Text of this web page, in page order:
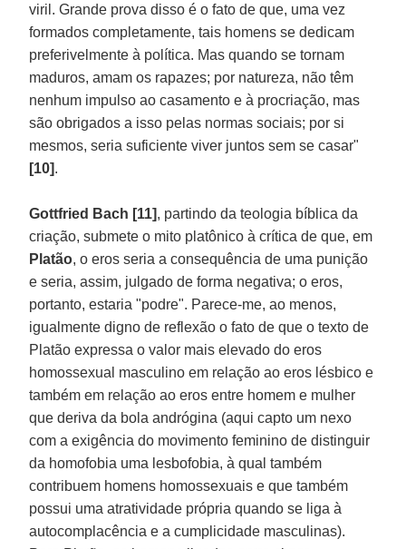
viril. Grande prova disso é o fato de que, uma vez
formados completamente, tais homens se dedicam
preferivelmente à política. Mas quando se tornam
maduros, amam os rapazes; por natureza, não têm
nenhum impulso ao casamento e à procriação, mas
são obrigados a isso pelas normas sociais; por si
mesmos, seria suficiente viver juntos sem se casar"
[10].
Gottfried Bach [11], partindo da teologia bíblica da
criação, submete o mito platônico à crítica de que, em
Platão, o eros seria a consequência de uma punição
e seria, assim, julgado de forma negativa; o eros,
portanto, estaria "podre". Parece-me, ao menos,
igualmente digno de reflexão o fato de que o texto de
Platão expressa o valor mais elevado do eros
homossexual masculino em relação ao eros lésbico e
também em relação ao eros entre homem e mulher
que deriva da bola andrógina (aqui capto um nexo
com a exigência do movimento feminino de distinguir
da homofobia uma lesbofobia, à qual também
contribuem homens homossexuais e que também
possui uma atratividade própria quando se liga à
autocomplacência e a cumplicidade masculinas).